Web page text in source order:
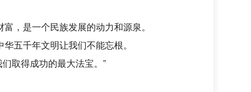
，是一个民族发展的动力和源泉。
五千年文明让我们不能忘根。
取得成功的最大法宝。”